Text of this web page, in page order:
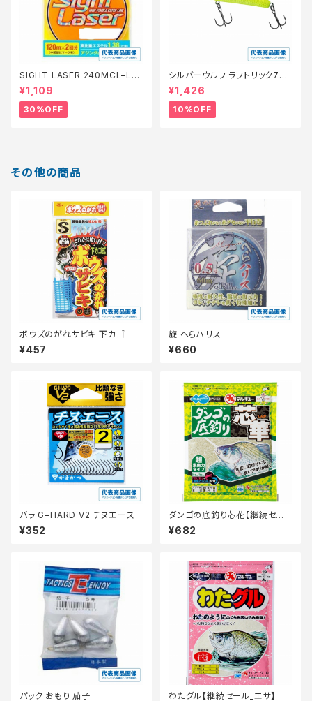
SIGHT LASER 240MCL−L75
Q 橙 0.2【特価仕掛】【30】
¥1,109
30%OFF
シルバーウルフ ラフトリック70Ｆ
【スタッフ永徳浜名湖セレクト】
【10】
¥1,426
10%OFF
その他の商品
ボウズのがれサビキ 下カゴ
¥457
旋 へらハリス
¥660
バラ G−HARD V2 チヌエース
¥352
ダンゴの底釣り芯花【継続セー
ル_エサ】
¥682
パック おもり 茄子 わたグル【継続セール_エサ】